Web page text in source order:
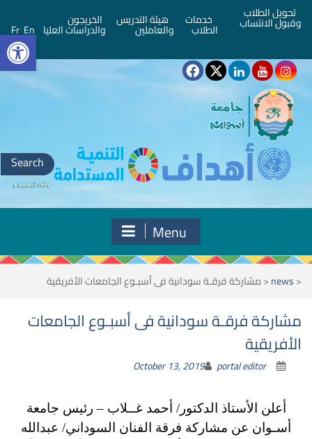
تحويل الطلاب
وقبول الانتساب خدمات
الطلاب
هيئة التدريس
والعاملين
الخريجون
والدراسات العليا En
Fr
Search
for:
Menu
<
news
<مشاركة فرقـة سودانية فى أسبـوع الجامعات الأفريقية
مشاركة فرقـة سودانية فى أسبـوع الجامعات
الأفريقية
October 13, 2019 portal editor
أعلن الأستاذ الدكتور/ أحمد غــلاب – رئيس جامعة
أسـوان عن مشاركة فرقة الفنان السوداني/ عبدالله